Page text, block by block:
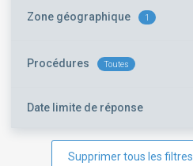
Zone géographique 1
Procédures Toutes
Date limite de réponse
Supprimer tous les filtres